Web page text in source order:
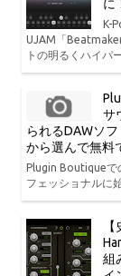
に
K-
UJAM「
トの明るくハイパ
サ
られるDAWソ
から選んで無料
Plugin Boutiqueで
フェッショナルに
組